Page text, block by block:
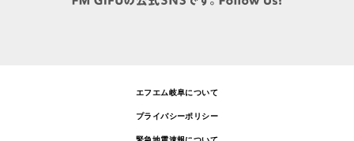
エフエム岐阜について
プライバシーポリシー